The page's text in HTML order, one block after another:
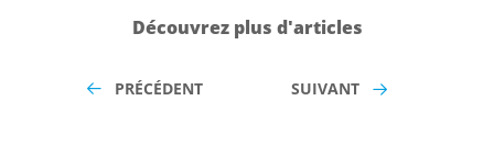
Découvrez plus d'articles
PRÉCÉDENT SUIVANT